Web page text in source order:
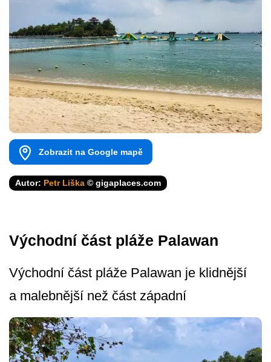
Zobrazit na Google mapě
Autor: Petr Liška © gigaplaces.com
Východní část pláže Palawan
Východní část pláže Palawan je klidnější
a malebnější než část západní